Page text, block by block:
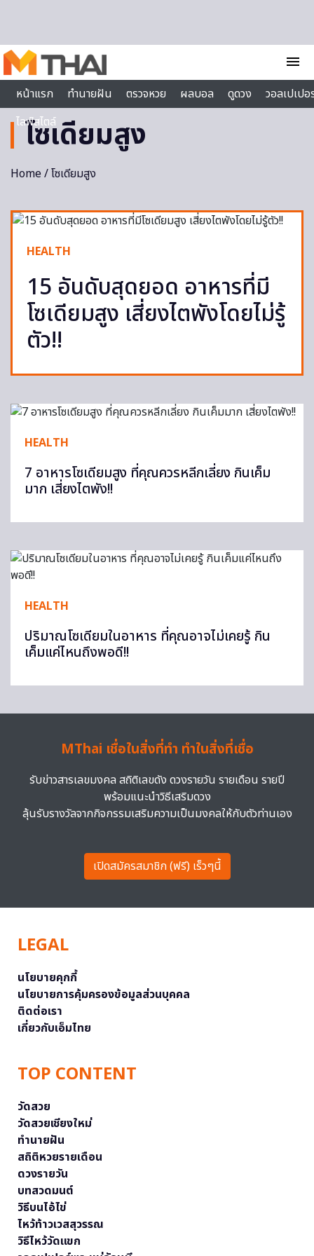
menu
หน้าแรก
ทำนายฝัน ตรวจหวย ผลบอล ดูดวง
วอลเปเป
ไลฟ์สไตล์
โซเดียมสูง
Home/ โซเดียมสูง
HEALTH
15 อันดับสุดยอด อาหารที่มี
โซเดียมสูง เสี่ยงไตพังโดยไม่รู้
ตัว!!
HEALTH
7 อาหารโซเดียมสูง ที่คุณควรหลีกเลี่ยง กินเค็ม
มาก เสี่ยงไตพัง!!
HEALTH
ปริมาณโซเดียมในอาหาร ที่คุณอาจไม่เคยรู้ กิน
เค็มแค่ไหนถึงพอดี!!
MThai เชื่อในสิ่งที่ทำ ทำในสิ่งที่เชื่อ
รับข่าวสารเลขมงคล สถิติเลขดัง ดวงรายวัน รายเดือน รายปี
พร้อมแนะนำวิธีเสริมดวง
ลุ้นรับรางวัลจากกิจกรรมเสริมความเป็นมงคลให้กับตัวท่านเอง
เปิดสมัครสมาชิก (ฟรี) เร็วๆนี้
LEGAL
นโยบายคุกกี้
นโยบายการคุ้มครองข้อมูลส่วนบุคคล
ติดต่อเรา
เกี่ยวกับเอ็มไทย
TOP CONTENT
วัดสวย
วัดสวยเชียงใหม่
ทำนายฝัน
สถิติหวยรายเดือน
ดวงรายวัน
บทสวดมนต์
วิธีบนไอ้ไข่
ไหว้ท้าวเวสสุวรรณ
วิธีไหว้วัดแขก